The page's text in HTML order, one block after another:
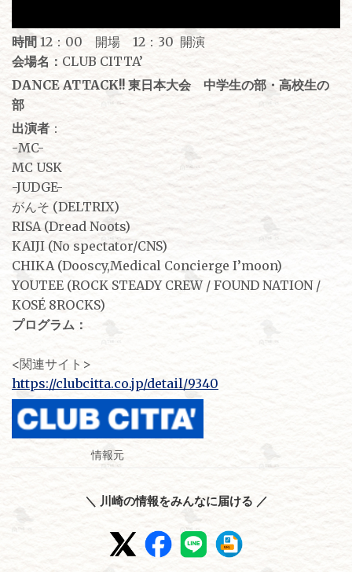
時間12：00 開場 12：30 開演
会場名： CLUB CITTA’
DANCE ATTACK!! 東日本大会 中学生の部・高校生の
部
出演者 ：
-MC-
MC USK
-JUDGE-
がんそ (DELTRIX)
RISA (Dread Noots)
KAIJI (No spectator/CNS)
CHIKA (Dooscy,Medical Concierge I’moon)
YOUTEE (ROCK STEADY CREW / FOUND NATION /
KOSÉ 8ROCKS)
プログラム：
<関連サイト>
https://clubcitta.co.jp/detail/9340
情報元
＼ 川崎の情報をみんなに届ける ／